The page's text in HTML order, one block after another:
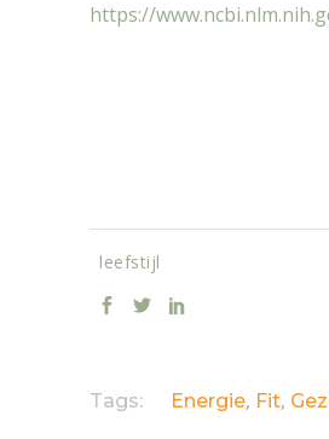
https://
leefstijl
Tags: Energie, Fit,